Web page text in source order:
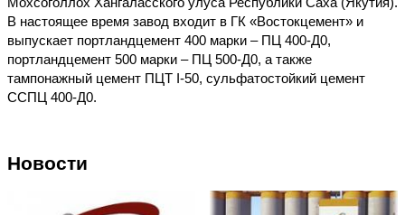
В настоящее время завод входит в ГК «Востокцемент» и
выпускает портландцемент 400 марки – ПЦ 400-Д0,
портландцемент 500 марки – ПЦ 500-Д0, а также
тампонажный цемент ПЦТ I-50, сульфатостойкий цемент
ССПЦ 400-Д0.
Новости